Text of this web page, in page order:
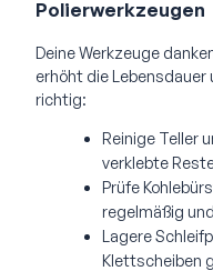
Polierwerkzeugen
Deine Werkzeuge
erhöht die
richtig:
Reinige Teller
verklebte
Prüfe
regelmäßig
Lagere
Klettscheiben